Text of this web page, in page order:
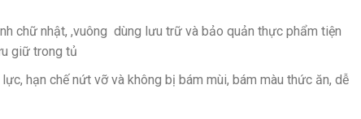
chữ nhật, ,vuông dùng lưu trữ và bảo quản thực phẩm tiện
giữ trong tủ
hạn chế nứt vỡ và không bị bám mùi, bám màu thức ăn, dễ